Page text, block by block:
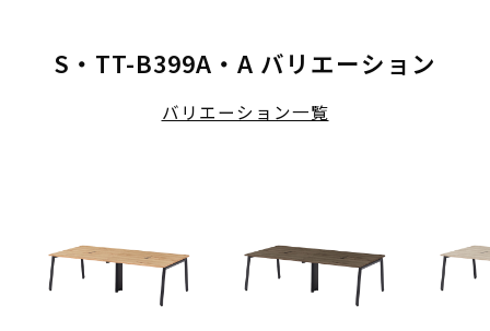
S・TT-B399A・A バリエーション
バリエーション一覧